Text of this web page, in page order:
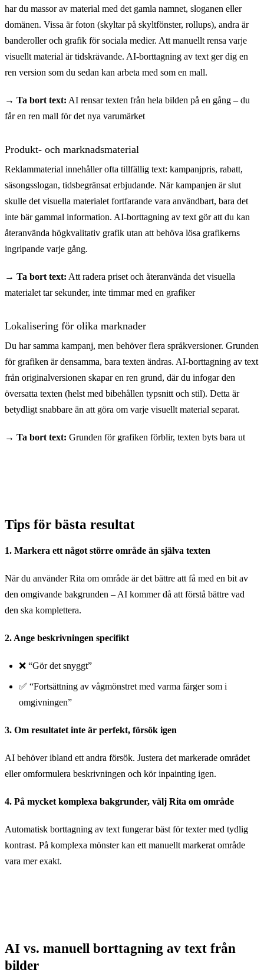
har du massor av material med det gamla namnet, sloganen eller
domänen. Vissa är foton (skyltar på skyltfönster, rollups), andra är
banderoller och grafik för sociala medier. Att manuellt rensa varje
visuellt material är tidskrävande. AI-borttagning av text ger dig en
ren version som du sedan kan arbeta med som en mall.
→ Ta bort text: AI rensar texten från hela bilden på en gång – du
får en ren mall för det nya varumärket
Produkt- och marknadsmaterial
Reklammaterial innehåller ofta tillfällig text: kampanjpris, rabatt,
säsongsslogan, tidsbegränsat erbjudande. När kampanjen är slut
skulle det visuella materialet fortfarande vara användbart, bara det
inte bär gammal information. AI-borttagning av text gör att du kan
återanvända högkvalitativ grafik utan att behöva lösa grafikerns
ingripande varje gång.
→ Ta bort text: Att radera priset och återanvända det visuella
materialet tar sekunder, inte timmar med en grafiker
Lokalisering för olika marknader
Du har samma kampanj, men behöver flera språkversioner. Grunden
för grafiken är densamma, bara texten ändras. AI-borttagning av text
från originalversionen skapar en ren grund, där du infogar den
översatta texten (helst med bibehållen typsnitt och stil). Detta är
betydligt snabbare än att göra om varje visuellt material separat.
→ Ta bort text: Grunden för grafiken förblir, texten byts bara ut
Tips för bästa resultat
1. Markera ett något större område än själva texten
När du använder Rita om område är det bättre att få med en bit av
den omgivande bakgrunden – AI kommer då att förstå bättre vad
den ska komplettera.
2. Ange beskrivningen specifikt
❌ “Gör det snyggt”
✅ “Fortsättning av vågmönstret med varma färger som i
omgivningen”
3. Om resultatet inte är perfekt, försök igen
AI behöver ibland ett andra försök. Justera det markerade området
eller omformulera beskrivningen och kör inpainting igen.
4. På mycket komplexa bakgrunder, välj Rita om område
Automatisk borttagning av text fungerar bäst för texter med tydlig
kontrast. På komplexa mönster kan ett manuellt markerat område
vara mer exakt.
AI vs. manuell borttagning av text från
bilder